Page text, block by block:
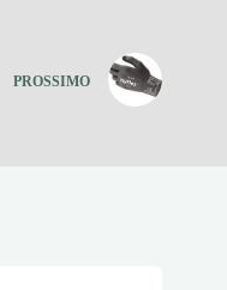
PROSSIMO